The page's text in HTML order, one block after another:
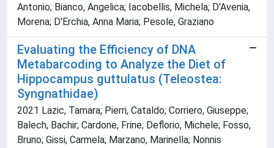
Antonio; Bianco, Angelica; Iacobellis, Michela; D'Avenia,
Morena; D'Erchia, Anna Maria; Pesole, Graziano
Evaluating the Efficiency of DNA
Metabarcoding to Analyze the Diet of
Hippocampus guttulatus (Teleostea:
Syngnathidae)
2021 Lazic, Tamara; Pierri, Cataldo; Corriero, Giuseppe;
Balech, Bachir; Cardone, Frine; Deflorio, Michele; Fosso,
Bruno; Gissi, Carmela; Marzano, Marinella; Nonnis